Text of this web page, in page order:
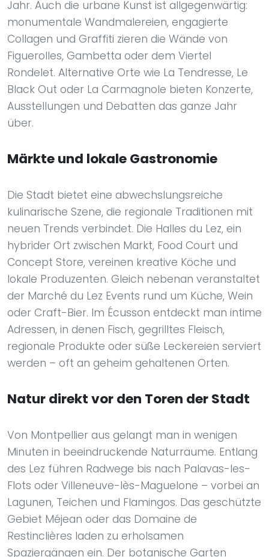
Jahr. Auch die urbane Kunst ist allgegenwärtig:
monumentale Wandmalereien, engagierte
Collagen und Graffiti zieren die Wände von
Figuerolles, Gambetta oder dem Viertel
Rondelet. Alternative Orte wie La Tendresse, Le
Black Out oder La Carmagnole bieten Konzerte,
Ausstellungen und Debatten das ganze Jahr
über.
Märkte und lokale Gastronomie
Die Stadt bietet eine abwechslungsreiche
kulinarische Szene, die regionale Traditionen mit
neuen Trends verbindet. Die Halles du Lez, ein
hybrider Ort zwischen Markt, Food Court und
Concept Store, vereinen kreative Köche und
lokale Produzenten. Gleich nebenan veranstaltet
der Marché du Lez Events rund um Küche, Wein
oder Craft-Bier. Im Écusson entdeckt man intime
Adressen, in denen Fisch, gegrilltes Fleisch,
regionale Produkte oder süße Leckereien serviert
werden – oft an geheim gehaltenen Orten.
Natur direkt vor den Toren der Stadt
Von Montpellier aus gelangt man in wenigen
Minuten in beeindruckende Naturräume. Entlang
des Lez führen Radwege bis nach Palavas-les-
Flots oder Villeneuve-lès-Maguelone – vorbei an
Lagunen, Teichen und Flamingos. Das geschützte
Gebiet Méjean oder das Domaine de
Restinclières laden zu erholsamen
Spaziergängen ein. Der botanische Garten